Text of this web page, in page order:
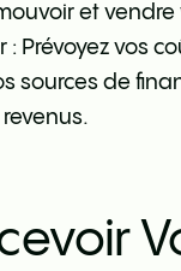
et vendre
: Prévoyez vos
sources de